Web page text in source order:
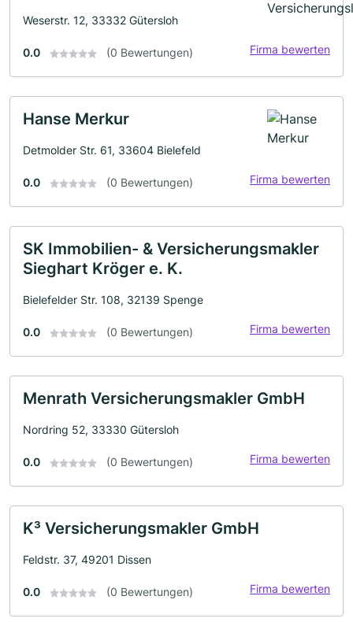
Weserstr. 12, 33332 Gütersloh
0.0 (0 Bewertungen) Firma bewerten
Hanse Merkur
Detmolder Str. 61, 33604 Bielefeld
0.0 (0 Bewertungen) Firma bewerten
SK Immobilien- & Versicherungsmakler
Sieghart Kröger e. K.
Bielefelder Str. 108, 32139 Spenge
0.0 (0 Bewertungen) Firma bewerten
Menrath Versicherungsmakler GmbH
Nordring 52, 33330 Gütersloh
0.0 (0 Bewertungen) Firma bewerten
K³ Versicherungsmakler GmbH
Feldstr. 37, 49201 Dissen
0.0 (0 Bewertungen) Firma bewerten